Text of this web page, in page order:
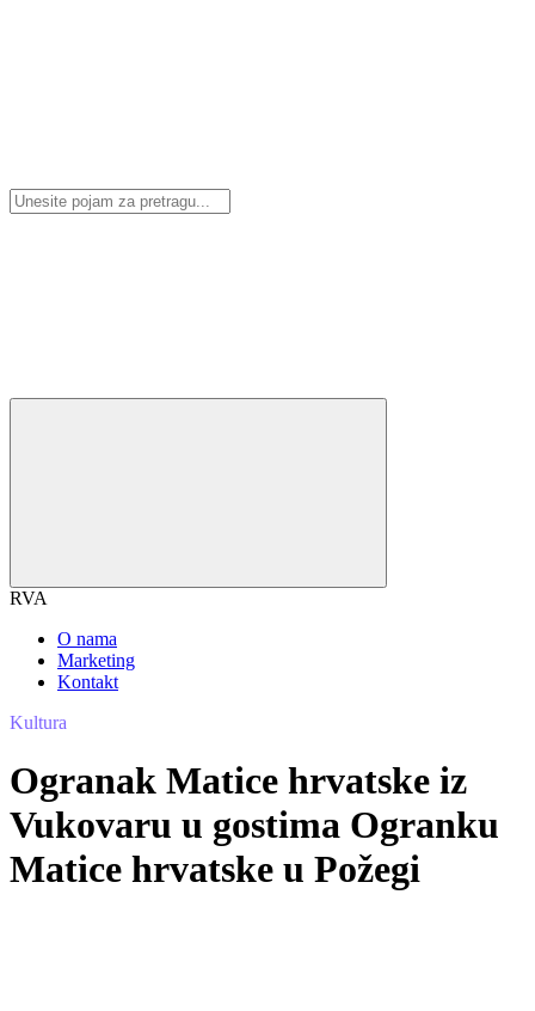
RVA
O nama
Marketing
Kontakt
Kultura
Ogranak Matice hrvatske iz
Vukovaru u gostima Ogranku
Matice hrvatske u Požegi